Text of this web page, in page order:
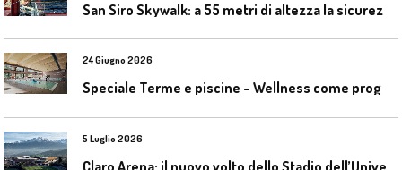
24 Giugno 2026
5 Luglio 2026